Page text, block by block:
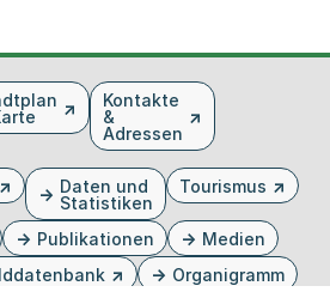
Kontakte
&
Adressen
Daten und
Statistiken
Tourismus
Publikationen
Medien
Organigramm